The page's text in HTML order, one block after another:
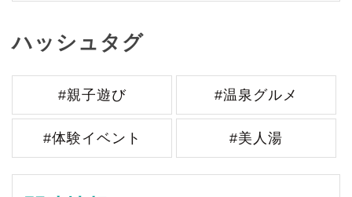
ハッシュタグ
#親子遊び #温泉グルメ
#体験イベント #美人湯